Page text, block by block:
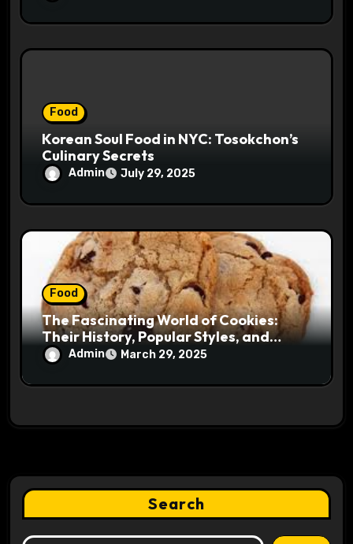
Food
Korean Soul Food in NYC: Tosokchon’s
Culinary Secrets
Admin July 29, 2025
Food
The Fascinating World of Cookies:
Their History, Popular Styles, and
Baking Tips
Admin March 29, 2025
Search